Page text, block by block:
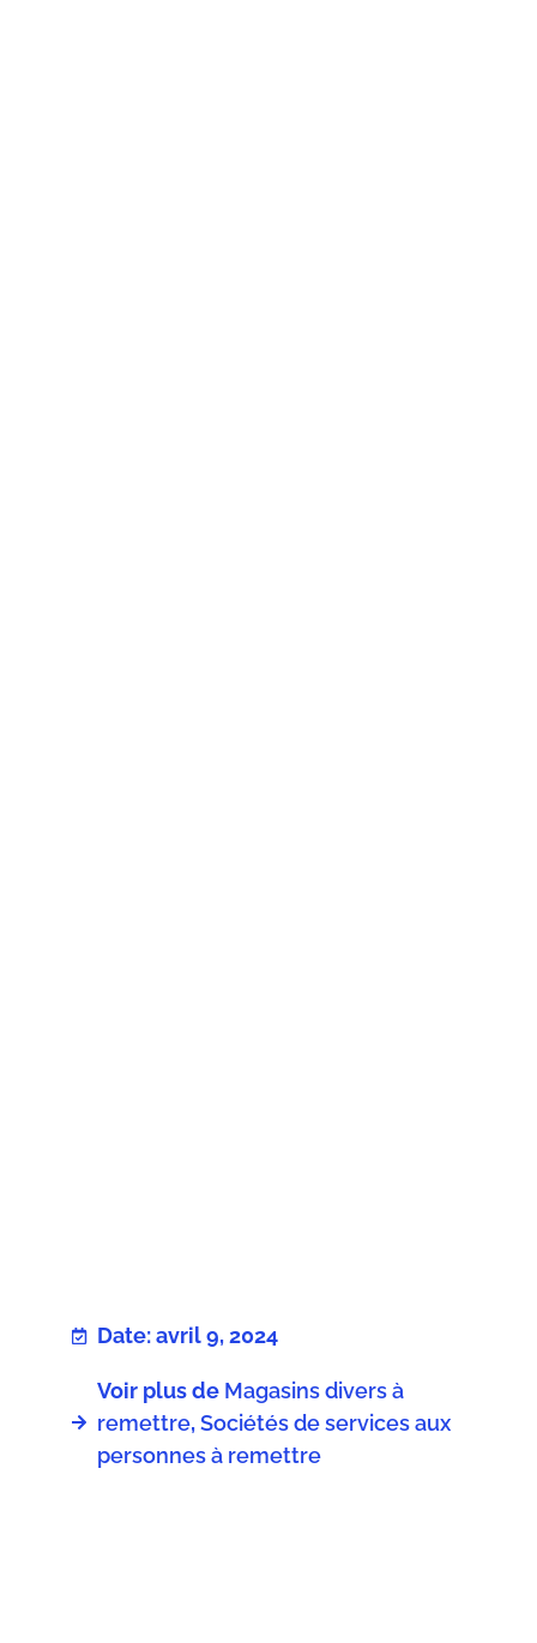
Date: avril 9, 2024
Voir plus de Magasins divers à
remettre,Sociétés de services aux
personnes à remettre